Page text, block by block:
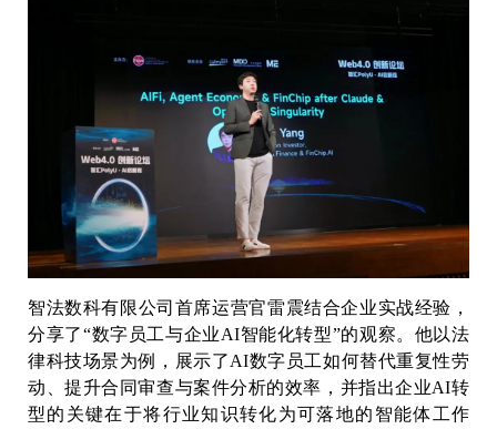
智法数科有限公司首席运营官雷震结合企业实战经验，
分享了“数字员工与企业AI智能化转型”的观察。他以法
律科技场景为例，展示了AI数字员工如何替代重复性劳
动、提升合同审查与案件分析的效率，并指出企业AI转
型的关键在于将行业知识转化为可落地的智能体工作